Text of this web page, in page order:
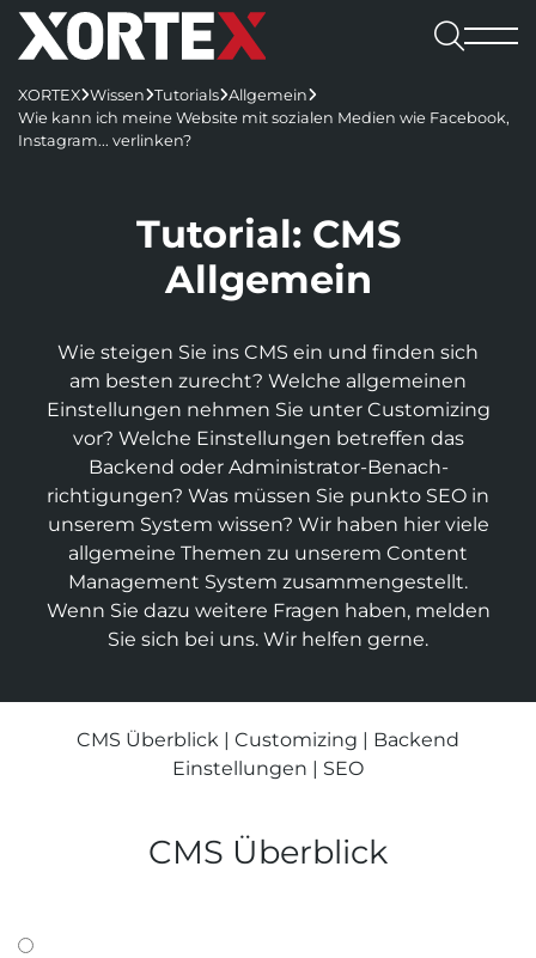

Leistungen
Leistungen
Website Relaunch
Generative Engine Optimization (GEO)
Entwicklung & Systemanbindung
Skalierbare Datenbankarchitektur
Content-Management & Redaktion
Unique Content
KI für Übersetzungen
Online-Marketing
Suchmaschinen-Marketing
Serverseitiges Tracking
E-Mail-Marketing-Automation
Hosting & Betrieb
Mailservice
Software
Software
Magento
Rasch zum Onlineshop
REDX Bewerbermanagement
App-Entwicklung
Referenzen
REDX Websites & Onlineshops
TYPO3-Projekte
Region Rohrbach
Alle Referenzen
Karriere
Kennenlernen
Dein Start bei uns
Studieren & Arbeiten bei XORTEX
Karriere-FAQs
Webagentur
Interessantes
Nachhaltigkeit
Green Hosting
Green Coding
XORTEX Wunschkalender
Awards
Presse und Downloads
Kontakt aufnehmen

XORTEXWissenTutorialsAllgemein
Wie kann ich meine Website mit sozialen Medien wie Facebook,
Instagram... verlinken?
Tutorial: CMS
Allgemein
Wie steigen Sie ins CMS ein und finden sich
am besten zurecht? Welche allgemeinen
Einstellungen nehmen Sie unter Customizing
vor? Welche Einstellungen betreffen das
Backend oder Administrator-Benach­
richtigungen? Was müssen Sie punkto SEO in
unserem System wissen? Wir haben hier viele
allgemeine Themen zu unserem Content
Management System zusammen­gestellt.
Wenn Sie dazu weitere Fragen haben, melden
Sie sich bei uns. Wir helfen gerne.
CMS Überblick | Customizing | Backend
Einstellungen | SEO
CMS Überblick